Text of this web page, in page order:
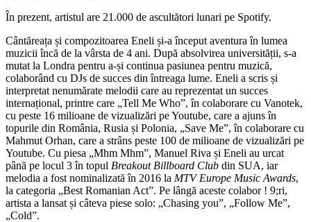
În prezent, artistul are 21.000 de ascultători lunari pe Spotify.
Cântăreața și compozitoarea Eneli și-a început aventura în lumea
muzicii încă de la vârsta de 4 ani. După absolvirea universității, s-a
mutat la Londra pentru a-și continua pasiunea pentru muzică,
colaborând cu DJs de succes din întreaga lume. Eneli a scris și
interpretat nenumărate melodii care au reprezentat un succes
internațional, printre care „Tell Me Who”, în colaborare cu Vanotek,
cu peste 16 milioane de vizualizări pe Youtube, care a ajuns în
topurile din România, Rusia și Polonia, „Save Me”, în colaborare cu
Mahmut Orhan, care a strâns peste 100 de milioane de vizualizări pe
Youtube. Cu piesa „Mhm Mhm”, Manuel Riva și Eneli au urcat
până pe locul 3 în topul Breakout Billboard Club din SUA, iar
melodia a fost nominalizată în 2016 la MTV Europe Music Awards,
la categoria „Best Romanian Act”. Pe lângă aceste colabor ! 9;ri,
artista a lansat și câteva piese solo: „Chasing you”, „Follow Me”,
„Cold”.